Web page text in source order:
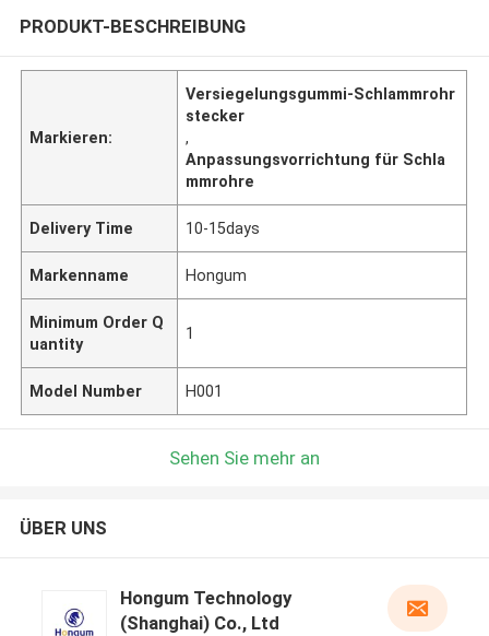
PRODUKT-BESCHREIBUNG
Markieren:
Versiegelungsgummi-Schlammrohr
stecker
,
Anpassungsvorrichtung für Schla
mmrohre
Delivery Time 10-15days
Markenname Hongum
Minimum Order Q
uantity
1
Model Number H001
Sehen Sie mehr an
ÜBER UNS
Hongum Technology
(Shanghai) Co., Ltd